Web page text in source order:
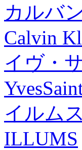
カルバ
Calvin
イヴ・
イルムス
ILLUMS